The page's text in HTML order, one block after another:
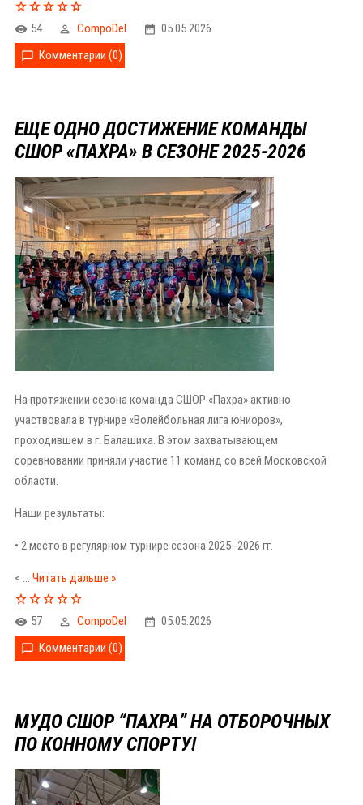
54 CompoDel
05.05.2026
Комментарии (0)
ЕЩЕ ОДНО ДОСТИЖЕНИЕ КОМАНДЫ
СШОР «ПАХРА» В СЕЗОНЕ 2025-2026
На протяжении сезона команда СШОР «Пахра» активно
участвовала в турнире «Волейбольная лига юниоров»,
проходившем в г. Балашиха. В этом захватывающем
соревновании приняли участие 11 команд со всей Московской
области.
Наши результаты:
• 2 место в регулярном турнире сезона 2025 -2026 гг.
< ... Читать дальше »
57 CompoDel
05.05.2026
Комментарии (0)
МУДО СШОР “ПАХРА” НА ОТБОРОЧНЫХ
ПО КОННОМУ СПОРТУ!